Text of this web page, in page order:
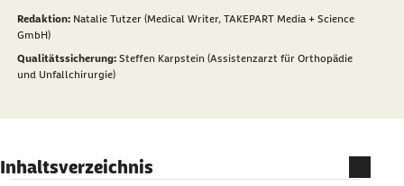
Redaktion: Natalie Tutzer (Medical Writer, TAKEPART Media + Science
GmbH)
Qualitätssicherung: Steffen Karpstein (Assistenzarzt für Orthopädie
und Unfallchirurgie)
Inhaltsverzeichnis